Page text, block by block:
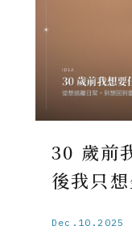
30 歲前
後我只
Dec.10.2025